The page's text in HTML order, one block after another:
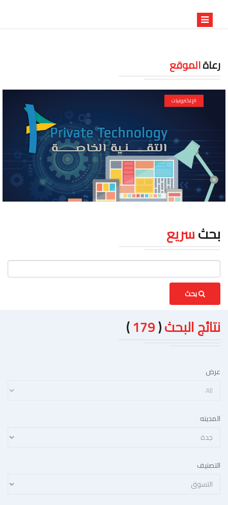
رعاةالموقع
الإلكترونيات
بحثسريع
بحث
نتائج البحث(
179
)
عرض
المدينه
التصنيف